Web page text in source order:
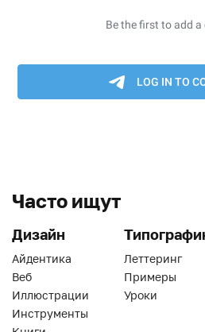
Часто ищут
Дизайн
Айдентика
Веб
Иллюстрации
Инструменты
Леттеринг
Примеры
Уроки